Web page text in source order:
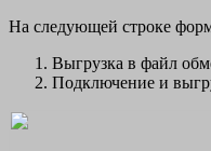
На следующей строке
Выгрузка в файл
Подключение и